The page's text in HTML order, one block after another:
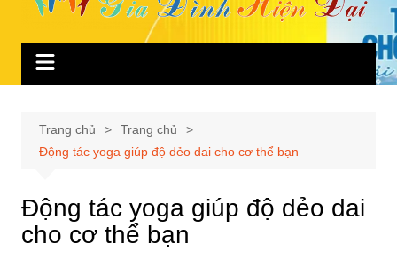
Trang chủ
Trang chủ
Động tác yoga giúp độ dẻo dai cho cơ thể bạn
Động tác yoga giúp độ dẻo dai
cho cơ thể bạn